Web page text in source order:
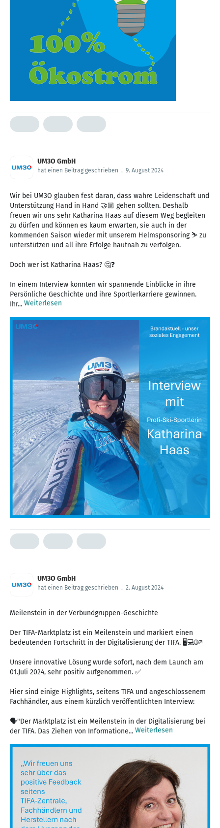
UM3O GmbH
hat einen Beitrag geschrieben . 9. August 2024
Wir bei UM3O glauben fest daran, dass wahre Leidenschaft und
Unterstützung Hand in Hand 🤝🏼 gehen sollten. Deshalb
freuen wir uns sehr Katharina Haas auf diesem Weg begleiten
zu dürfen und können es kaum erwarten, sie auch in der
kommenden Saison wieder mit unserem Helmsponsoring ⛷️ zu
unterstützen und all ihre Erfolge hautnah zu verfolgen.
Doch wer ist Katharina Haas? 🤔❓
In einem Interview konnten wir spannende Einblicke in ihre
Persönliche Geschichte und ihre Sportlerkarriere gewinnen.
Ihr... Weiterlesen
UM3O GmbH
hat einen Beitrag geschrieben . 2. August 2024
Meilenstein in der Verbundgruppen-Geschichte
Der TIFA-Marktplatz ist ein Meilenstein und markiert einen
bedeutenden Fortschritt in der Digitalisierung der TIFA. 🖥️💻🌐↗️
Unsere innovative Lösung wurde sofort, nach dem Launch am
01.Juli 2024, sehr positiv aufgenommen. ✅
Hier sind einige Highlights, seitens TIFA und angeschlossenem
Fachhändler, aus einem kürzlich veröffentlichten Interview:
🗣️"Der Marktplatz ist ein Meilenstein in der Digitalisierung bei
der TIFA. Das Ziehen von Informatione... Weiterlesen